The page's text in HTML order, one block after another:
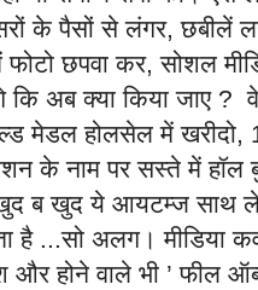
के पैसों से लंगर, छबीलें
छपवा कर, सोशल
कि अब क्या किया जाए ?
मेडल होलसेल में
के नाम पर सस्ते में
ब खुद ये आयटम्ज साथ
है ...सो अलग। मीडिया
और होने वाले भी ’ फील